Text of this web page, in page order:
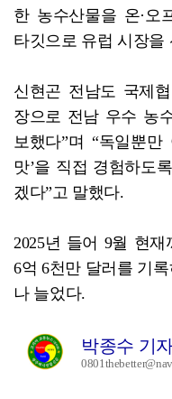
한 농수산물을 온·오
타깃으로 유럽 시장을
신현곤 전남도 국제
장으로 전남 우수 농
보했다”며 “독일뿐
맛’을 직접 경험하도
겠다”고 말했다.
2025년 들어 9월 현
6억 6천만 달러를 기
나 늘었다.
박종수 기